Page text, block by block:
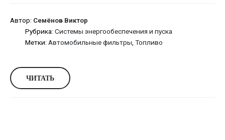
Автор: Семёнов Виктор
Рубрика: Системы энергообеспечения и пуска
Метки: Автомобильные фильтры Топливо
ЧИТАТЬ